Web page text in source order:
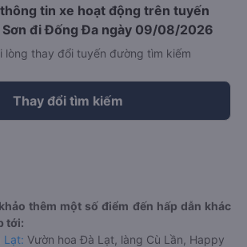
tin xe hoạt động trên tuyến
đi Đống Đa ngày 09/08/2026
lòng thay đổi tuyến đường tìm kiếm
Thay đổi tìm kiếm
thêm một số điểm đến hấp dẫn khác
tới:
Lạt: Vườn hoa Đà Lạt, làng Cù Lần, Happy